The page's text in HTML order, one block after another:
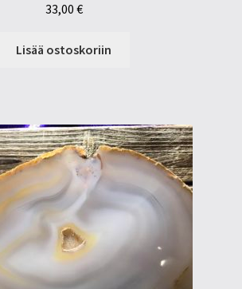
33,00 €
Lisää ostoskoriin